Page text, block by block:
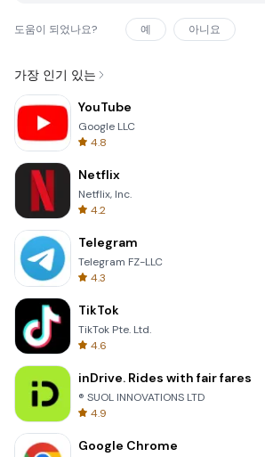
도움이 되었나요? 예 아니요
가장 인기 있는
YouTube
Google LLC
4.8
Netflix
Netflix, Inc.
4.2
Telegram
Telegram FZ-LLC
4.3
TikTok
TikTok Pte. Ltd.
4.6
inDrive. Rides with fair fares
® SUOL INNOVATIONS LTD
4.9
Google Chrome